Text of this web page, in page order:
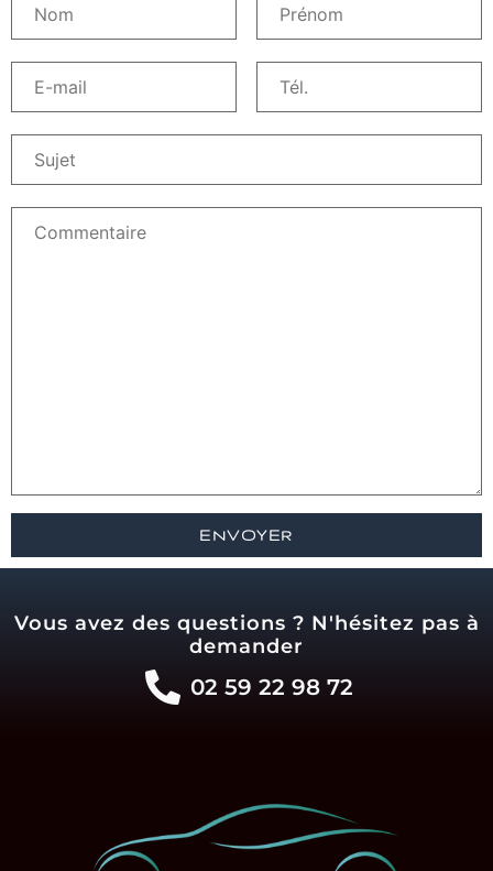
Vous avez des questions ? N'hésitez pas à
demander
02 59 22 98 72